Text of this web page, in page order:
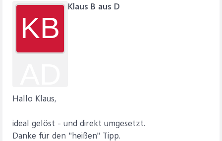
KB
Klaus B aus D
Hallo Klaus,
ideal gelöst - und direkt umgesetzt.
Danke für den "heißen" Tipp.